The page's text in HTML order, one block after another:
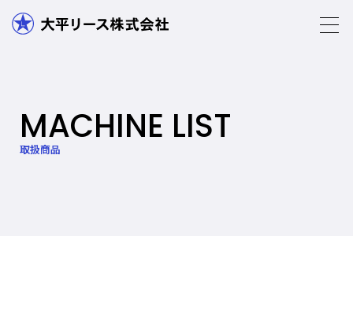
MACHINE LIST
取扱商品